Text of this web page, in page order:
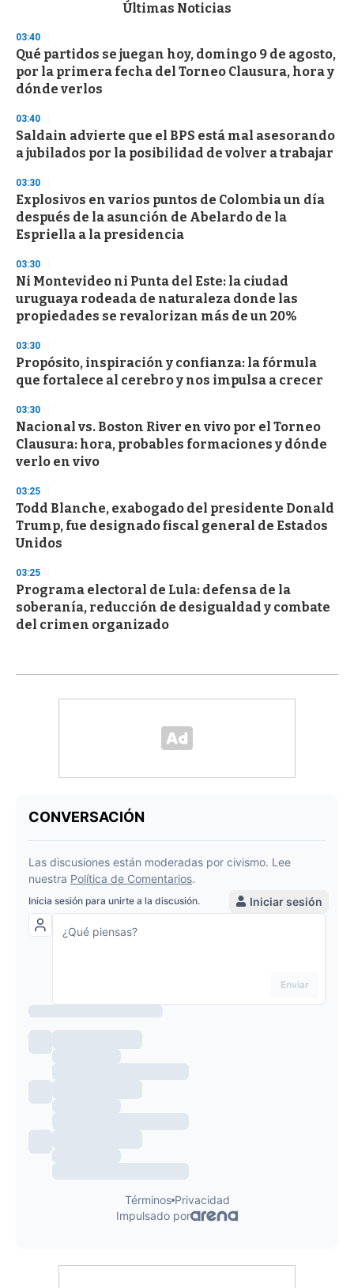
d
s
o
f
3
s
e
c
o
d
s
Últimas Noticias
03:40
Qué partidos se juegan hoy, domingo 9 de agosto,
por la primera fecha del Torneo Clausura, hora y
dónde verlos
03:40
Saldain advierte que el BPS está mal asesorando
a jubilados por la posibilidad de volver a trabajar
03:30
Explosivos en varios puntos de Colombia un día
después de la asunción de Abelardo de la
Espriella a la presidencia
03:30
Ni Montevideo ni Punta del Este: la ciudad
uruguaya rodeada de naturaleza donde las
propiedades se revalorizan más de un 20%
03:30
Propósito, inspiración y confianza: la fórmula
que fortalece al cerebro y nos impulsa a crecer
03:30
Nacional vs. Boston River en vivo por el Torneo
Clausura: hora, probables formaciones y dónde
verlo en vivo
03:25
Todd Blanche, exabogado del presidente Donald
Trump, fue designado fiscal general de Estados
Unidos
03:25
Programa electoral de Lula: defensa de la
soberanía, reducción de desigualdad y combate
del crimen organizado